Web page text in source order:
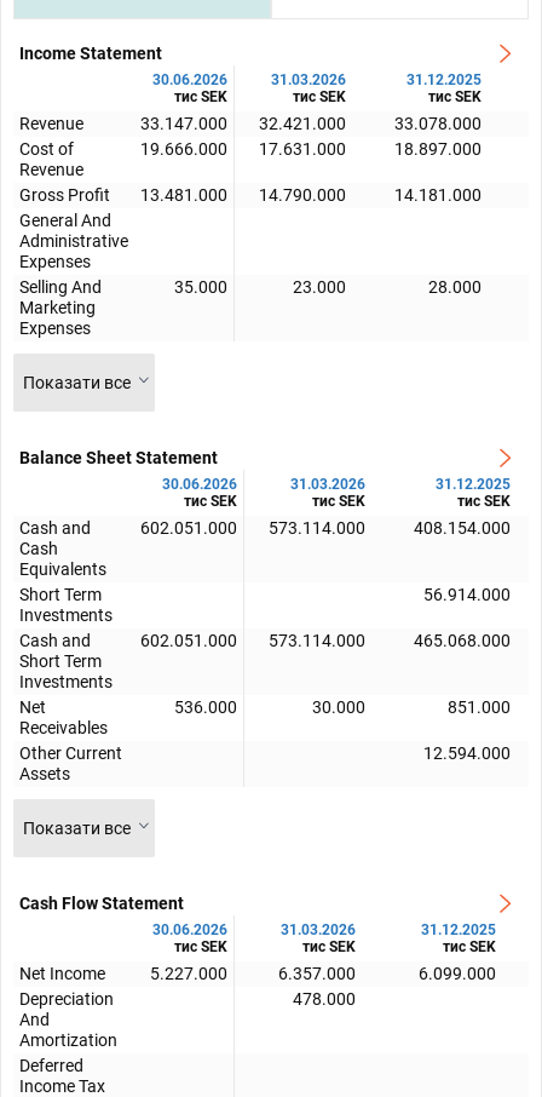
Income Statement
30.06.2026
тис SEK
31.03.2026
тис SEK
31.12.2025
тис SEK
Revenue 33.147.000 32.421.000 33.078.000
Cost of
Revenue
19.666.000 17.631.000 18.897.000
Gross Profit 13.481.000 14.790.000 14.181.000
General And
Administrative
Expenses
Selling And
Marketing
Expenses
35.000 23.000 28.000
Показати все
Balance Sheet Statement
30.06.2026
тис SEK
31.03.2026
тис SEK
31.12.2025
тис SEK
Cash and
Cash
Equivalents
602.051.000 573.114.000 408.154.000
Short Term
Investments
56.914.000
Cash and
Short Term
Investments
602.051.000 573.114.000 465.068.000
Net
Receivables
536.000 30.000 851.000
Other Current
Assets
12.594.000
Показати все
Cash Flow Statement
30.06.2026
тис SEK
31.03.2026
тис SEK
31.12.2025
тис SEK
Net Income 5.227.000 6.357.000
6.099.000
Depreciation
And
Amortization
478.000
Deferred
Income Tax